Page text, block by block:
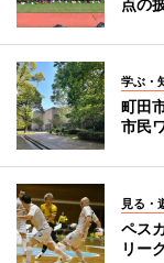
学ぶ・
町田
市民
見る・
ペス
リー